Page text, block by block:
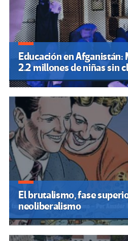
Educación en Afganistán:
2.2 millones de niñas sin
El brutalismo, fase
neoliberalismo